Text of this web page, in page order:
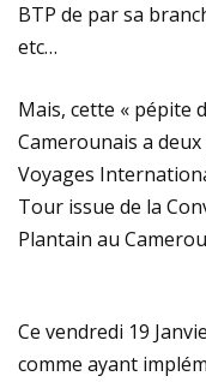
BTP de par sa
etc…
Mais, cette « pépite
Camerounais a
Voyages
Tour issue de la
Plantain au
Ce vendredi 19
comme ayant